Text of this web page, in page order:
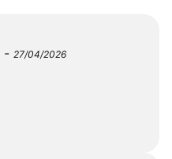
- 27/04/2026